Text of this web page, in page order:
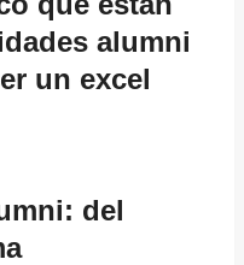
alumni
un excel
del